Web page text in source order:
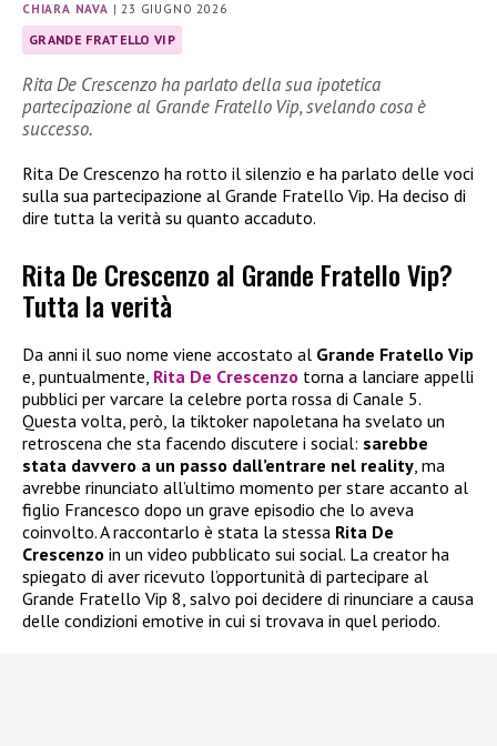
CHIARA NAVA |23 GIUGNO 2026
GRANDE FRATELLO VIP
Rita De Crescenzo ha parlato della sua ipotetica
partecipazione al Grande Fratello Vip, svelando cosa è
successo.
Rita De Crescenzo ha rotto il silenzio e ha parlato delle voci
sulla sua partecipazione al Grande Fratello Vip. Ha deciso di
dire tutta la verità su quanto accaduto.
Rita De Crescenzo al Grande Fratello Vip?
Tutta la verità
Da anni il suo nome viene accostato al Grande Fratello Vip
e, puntualmente, Rita De Crescenzo torna a lanciare appelli
pubblici per varcare la celebre porta rossa di Canale 5.
Questa volta, però, la tiktoker napoletana ha svelato un
retroscena che sta facendo discutere i social: sarebbe
stata davvero a un passo dall’entrare nel reality , ma
avrebbe rinunciato all’ultimo momento per stare accanto al
figlio Francesco dopo un grave episodio che lo aveva
coinvolto. A raccontarlo è stata la stessa Rita De
Crescenzo in un video pubblicato sui social. La creator ha
spiegato di aver ricevuto l’opportunità di partecipare al
Grande Fratello Vip 8, salvo poi decidere di rinunciare a causa
delle condizioni emotive in cui si trovava in quel periodo.